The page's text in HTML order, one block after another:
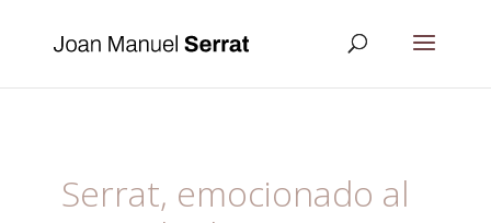
Serrat, emocionado al